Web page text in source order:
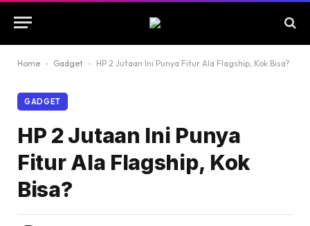
Home - Gadget - HP 2 Jutaan Ini Punya Fitur Ala Flagship, Kok Bisa?
GADGET
HP 2 Jutaan Ini Punya
Fitur Ala Flagship, Kok
Bisa?